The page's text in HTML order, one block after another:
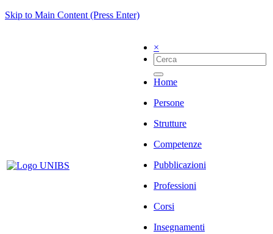
Skip to Main Content (Press Enter)
×
Home
Persone
Strutture
Competenze
Pubblicazioni
Professioni
Corsi
Insegnamenti